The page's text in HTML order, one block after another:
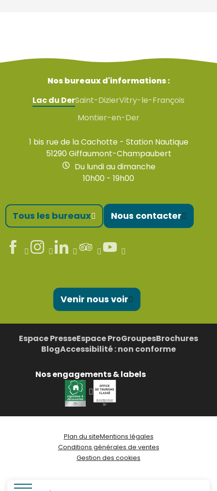
Nos bureaux d'informations :
Lac du DerSaint-DizierVitry-le-François
Montier-en-Der
1 bis rue de la Cachotte - Station Nautique
51290 Giffaumont-Champaubert
Du lundi au dimanche
10h00 - 19h00
Tous les bureaux Nous contacter
Venir nous voir
Espace PresseEspace ProGroupesBrochures
BlogAccessibilité : non conforme
Nos engagements & labels
Plan du siteMentions légales
Conditions générales de ventes
Gestion des cookies